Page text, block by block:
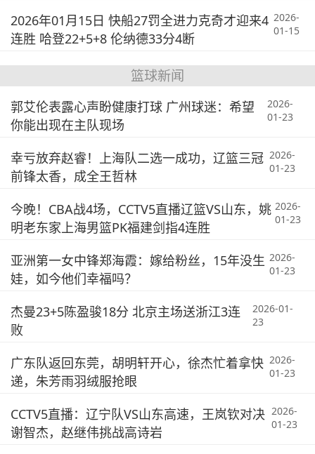
2026年01月15日 快船27罚全进力克奇才迎来4
连胜 哈登22+5+8 伦纳德33分4断
2026-
01-15
篮球新闻
郭艾伦表露心声盼健康打球 广州球迷：希望
你能出现在主队现场
2026-
01-23
幸亏放弃赵睿！上海队二选一成功，辽篮三冠
前锋太香，成全王哲林
2026-
01-23
今晚！CBA战4场，CCTV5直播辽篮VS山东，姚
明老东家上海男篮PK福建剑指4连胜
2026-
01-23
亚洲第一女中锋郑海霞：嫁给粉丝，15年没生
娃，如今他们幸福吗？
2026-
01-23
杰曼23+5陈盈骏18分 北京主场送浙江3连
败
2026-01-
23
广东队返回东莞，胡明轩开心，徐杰忙着拿快
递，朱芳雨羽绒服抢眼
2026-
01-23
CCTV5直播：辽宁队VS山东高速，王岚钦对决
谢智杰，赵继伟挑战高诗岩
2026-
01-23